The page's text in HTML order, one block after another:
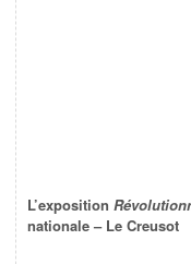
L’exposition
nationale – Le Creusot